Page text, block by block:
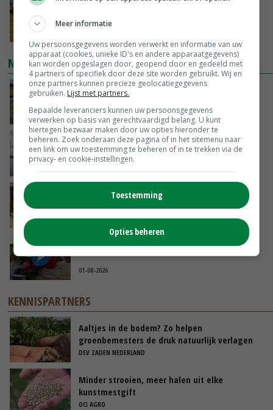
varkensvleesketen
NIEUWSTE VIDEO'S
Droogte veroorzaakt steeds meer problemen:
‘Bassin afgelopen week al leeg’
GISTEREN, 14:06
Koeien van enige drijvende boerderij ter
wereld zijn te koop
GISTEREN, 12:00
Danique in Canada: ‘Superveel schik gehad
04-08-2026
POAH!: Fendt 1042
01-08-2026
KENNISPARTNERS
Aaltjes in de bodem? Zo helpen
groenbemesters de druk natuurlijk verlagen
DSV ZADEN NEDERLAND
Minder strooien, meer halen uit elke
kunstmestgift
OCI AGRO
Meer informatie
Uw persoonsgegevens worden verwerkt en informatie van uw
apparaat (cookies, unieke ID's en andere apparaatgegevens)
kan worden opgeslagen door, geopend door en gedeeld met
4 partners of specifiek door deze site worden gebruikt. Wij en
onze partners kunnen precieze geolocatiegegevens
gebruiken. Lijst met partners.
Bepaalde leveranciers kunnen uw persoonsgegevens
verwerken op basis van gerechtvaardigd belang. U kunt
hiertegen bezwaar maken door uw opties hieronder te
beheren. Zoek onderaan deze pagina of in het sitemenu naar
een link om uw toestemming te beheren of in te trekken via de
privacy- en cookie-instellingen.
Toestemming
Opties beheren